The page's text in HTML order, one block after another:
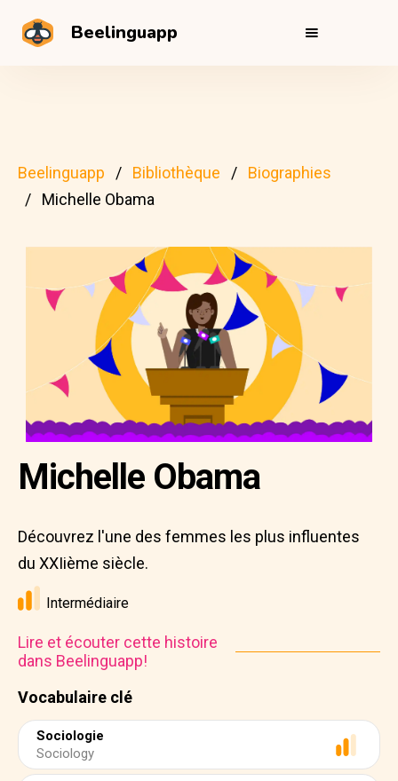
Beelinguapp
Beelinguapp Bibliothèque
Biographies
Michelle Obama
Vocabulaire clé
Sociologie
Sociology
Michelle Obama
Découvrez l'une des femmes les plus influentes
du XXIième siècle.
Intermédiaire
Lire et écouter cette histoire
dans Beelinguapp!